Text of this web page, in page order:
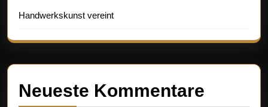
Handwerkskunst vereint
Neueste Kommentare